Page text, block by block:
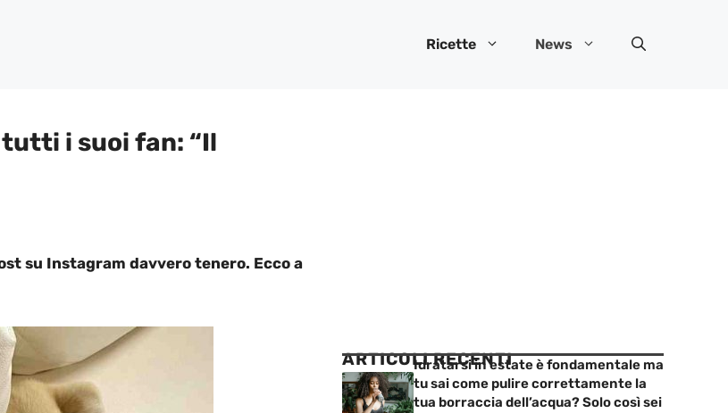
Ricette News
i suoi fan: “Il
su Instagram davvero tenero. Ecco a
ARTICOLI RECENTI
Idratarsi in estate è fondamentale ma
tu sai come pulire correttamente la
tua borraccia dell’acqua? Solo così sei